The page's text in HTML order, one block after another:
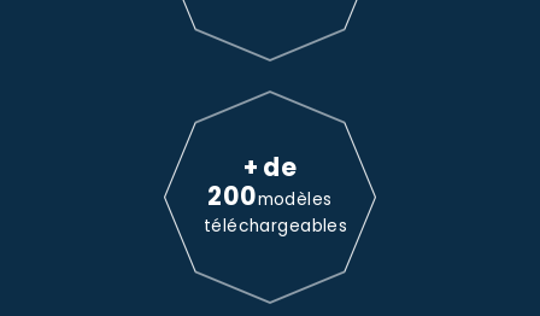
+ de
200modèles
téléchargeables